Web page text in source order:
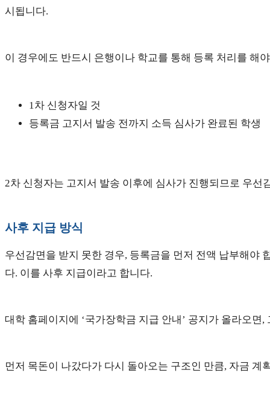
시됩니다.
이 경우에도 반드시 은행이나 학교를 통해 등록 처리를 해
1차 신청자일 것
등록금 고지서 발송 전까지 소득 심사가 완료된 학생
2차 신청자는 고지서 발송 이후에 심사가 진행되므로 우선
사후 지급 방식
우선감면을 받지 못한 경우, 등록금을 먼저 전액 납부해야
다. 이를 사후 지급이라고 합니다.
대학 홈페이지에 ‘국가장학금 지급 안내’ 공지가 올라오면
먼저 목돈이 나갔다가 다시 돌아오는 구조인 만큼, 자금 계